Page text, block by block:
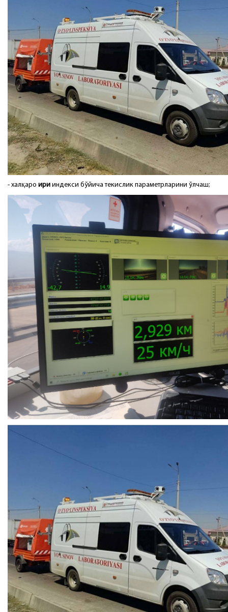
- халқаро ири индекси бўйича текислик параметрларини ўлчаш;